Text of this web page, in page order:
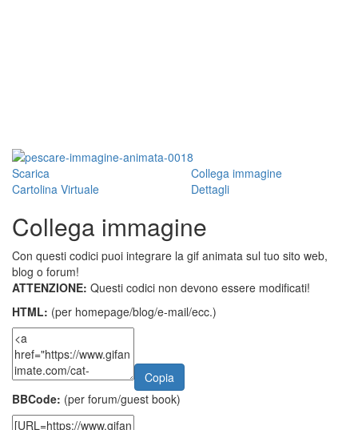
Scarica
Collega immagine
Cartolina Virtuale
Dettagli
Collega immagine
Con questi codici puoi integrare la gif animata sul tuo sito web,
blog o forum!
ATTENZIONE: Questi codici non devono essere modificati!
HTML: (per homepage/blog/e-mail/ecc.)
Copia
BBCode: (per forum/guest book)